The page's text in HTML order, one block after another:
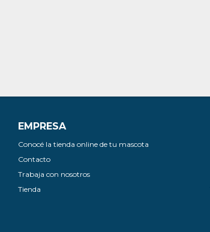
EMPRESA
Conocé la tienda online de tu mascota
Contacto
Trabaja con nosotros
Tienda